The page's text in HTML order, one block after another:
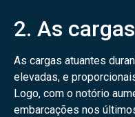
2. As
As cargas atuantes
elevadas, e
Logo, com o notório
embarcações nos